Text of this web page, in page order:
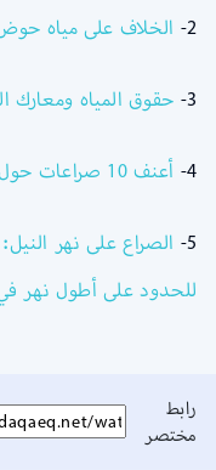
2- الخلاف على مياه
3- حقوق المياه ومعارك
4- أعنف 10 صراعات حول المياه
5- الصراع على نهر النيل:
للحدود على أطول نهر
رابط
مختصر